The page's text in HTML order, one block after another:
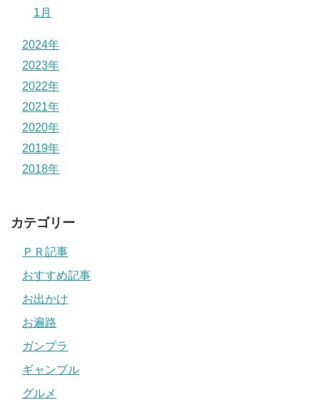
1月
2024年
2023年
2022年
2021年
2020年
2019年
2018年
カテゴリー
ＰＲ記事
おすすめ記事
お出かけ
お遍路
ガンプラ
ギャンブル
グルメ